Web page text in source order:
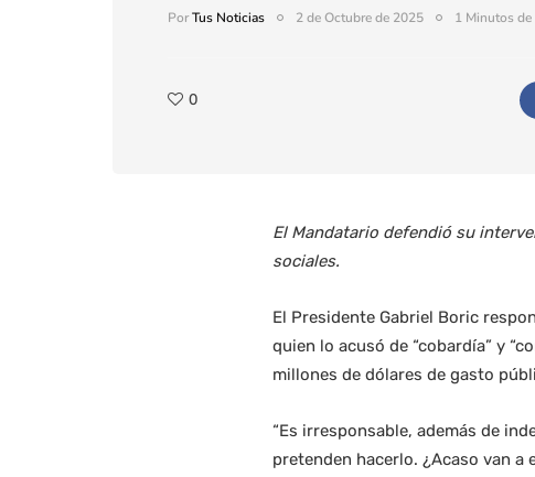
PorTus Noticias 2 de Octubre de 2025 1 Minutos
0
El Mandatario defendió su
sociales.
El Presidente Gabriel Boric
quien lo acusó de “cobardía” y
millones de dólares de gasto
“Es irresponsable, además de
pretenden hacerlo. ¿Acaso van a